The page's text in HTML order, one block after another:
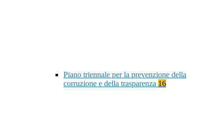
Piano triennale per la prevenzione della
corruzione e della trasparenza 16